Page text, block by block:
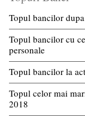
Topul bancilor
Topul bancilor cu
personale
Topul bancilor la
Topul celor mai
2018